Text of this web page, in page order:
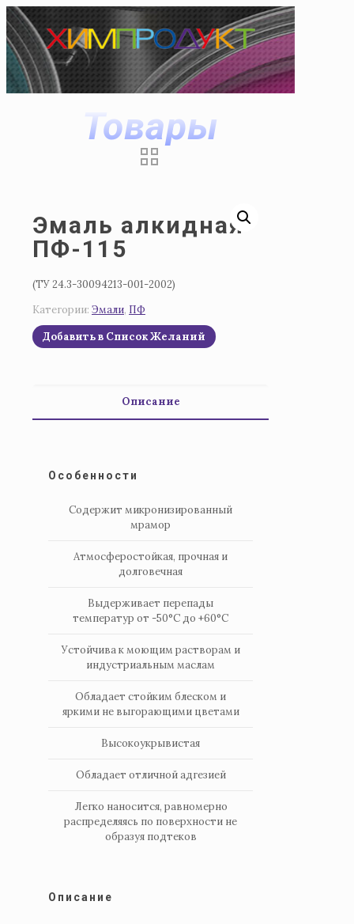
Товары
Эмаль алкидная
ПФ-115
(ТУ 24.3-30094213-001-2002)
Категории: Эмали, ПФ
Добавить в Список Желаний
Описание
Особенности
Содержит микронизированный
мрамор
Атмосферостойкая, прочная и
долговечная
Выдерживает перепады
температур от -50°C до +60°C
Устойчива к моющим растворам и
индустриальным маслам
Обладает стойким блеском и
яркими не выгорающими цветами
Высокоукрывистая
Обладает отличной адгезией
Легко наносится, равномерно
распределяясь по поверхности не
образуя подтеков
Описание